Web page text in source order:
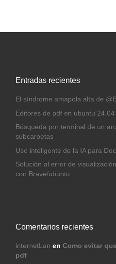
Entradas recientes
El síndrome amapola alta de
Editores de pdf en ubuntu 24.04
Búsqueda por terminal de un
subcarpetas
Uso inteligente de la IA para
Solución al error de
con Brave/ubuntu
Comentarios recientes
internetLan en Como evitar
pdf